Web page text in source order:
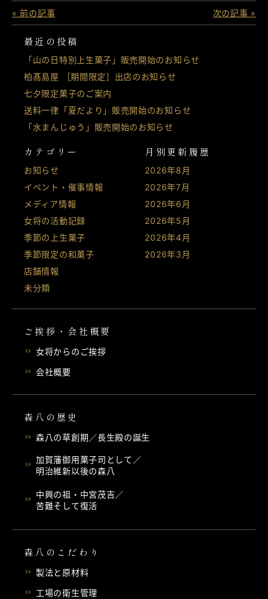
最近の投稿
「山の日特別上生菓子」販売開始のお知らせ
柏髙島屋 ［期間限定］出店のお知らせ
七夕限定菓子のご案内
送料一律「夏だより」販売開始のお知らせ
「水まんじゅう」販売開始のお知らせ
カテゴリー
お知らせ
イベント・催事情報
メディア情報
女将の活動記録
季節の上生菓子
季節限定の和菓子
店舗情報
未分類
月別更新履歴
2026年8月
2026年7月
2026年6月
2026年5月
2026年4月
2026年3月
ご挨拶・会社概要
女将からのご挨拶
会社概要
森八の歴史
森八の草創期／長生殿の誕生
加賀藩御用菓子司として／
明治維新以後の森八
中興の祖・中宮茂吉／
苦難そして復活
森八のこだわり
製法と原材料
工場の衛生管理
« 前の記事 次の記事 »